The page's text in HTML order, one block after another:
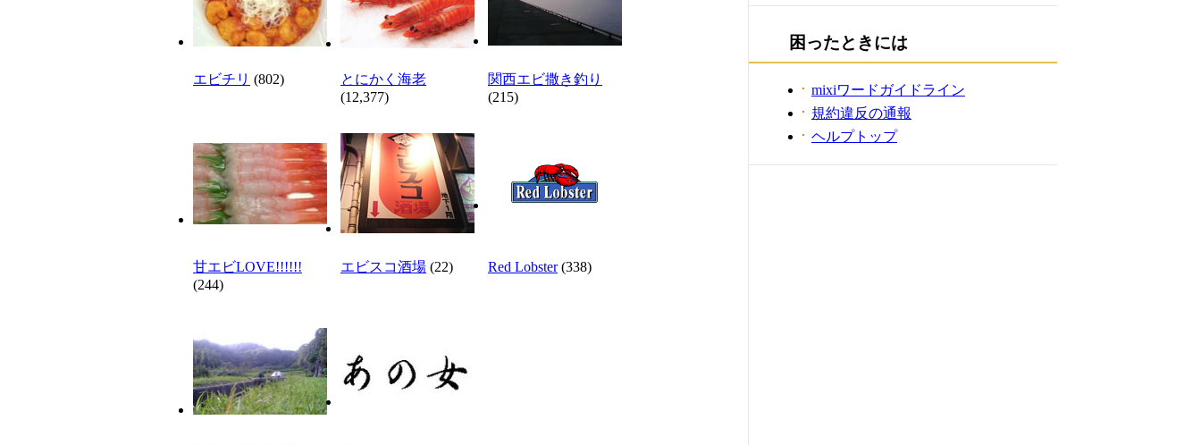
エビチリ (802)
とにかく海老
(12,377)
関西エビ撒き釣り
(215)
甘エビLOVE!!!!!!
(244)
エビスコ酒場 (22) Red Lobster(338)
困ったときには
mixiワードガイドライン
規約違反の通報
ヘルプトップ